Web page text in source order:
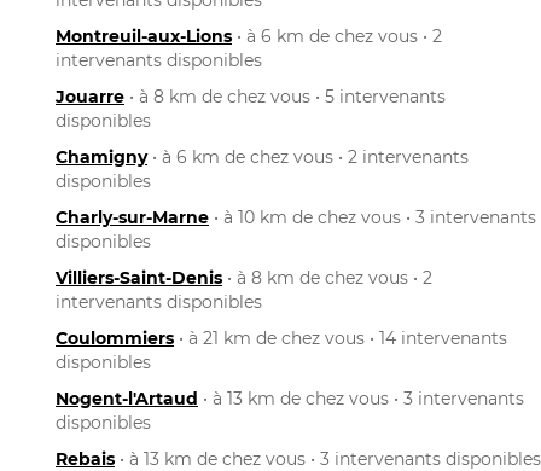
Montreuil-aux-Lions • à 6 km de chez vous • 2
intervenants disponibles
Jouarre • à 8 km de chez vous • 5 intervenants
disponibles
Chamigny• à 6 km de chez vous • 2 intervenants
disponibles
Charly-sur-Marne • à 10 km de chez vous • 3 intervenants
disponibles
Villiers-Saint-Denis • à 8 km de chez vous • 2
intervenants disponibles
Coulommiers • à 21 km de chez vous • 14 intervenants
disponibles
Nogent-l'Artaud • à 13 km de chez vous • 3 intervenants
disponibles
Rebais • à 13 km de chez vous • 3 intervenants disponibles